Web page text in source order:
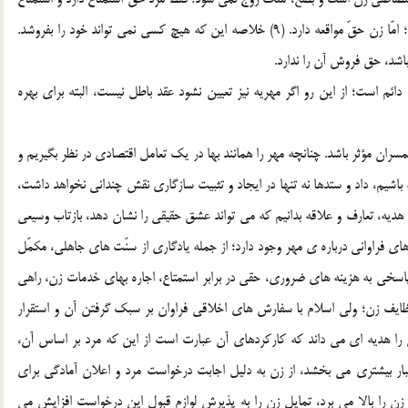
طرفيني است. مرد حق مطالبه جماع دارد و زن بايد تمکين کند؛ امّا زن حقّ مواقعه دارد. (9) خلاصه اين که هيچ کسي نمي تواند خود را بفروشد.
حق فروش آن را ندارد.
است؛ از اين رو اگر مهريه نيز تعيين نشود عقد باطل نيست، البته براي بهره
مؤثر باشد. چنانچه مهر را همانند بها در يک تعامل اقتصادي در نظر بگيريم و
داد و ستدها نه تنها در ايجاد و تثبيت سازگاري نقش چنداني نخواهد داشت،
هديه، تعارف و علاقه بدانيم که مي تواند عشق حقيقي را نشان دهد، بازتاب وسيعي
فراواني درباره ي مهر وجود دارد؛ از جمله يادگاري از سنّت هاي جاهلي، مکمّل
به هزينه هاي ضروري، حقي در برابر استمتاع، اجاره بهاي خدمات زن، راهي
زن؛ ولي اسلام با سفارش هاي اخلاقي فراوان بر سبک گرفتن آن و استقرار
هديه اي مي داند که کارکردهاي آن عبارت است از اين که مرد بر اساس آن،
بيشتري مي بخشد، از زن به دليل اجابت درخواست مرد و اعلان آمادگي براي
بالا مي برد، تمايل زن را به پذيرش لوازم قبول اين درخواست افزايش مي